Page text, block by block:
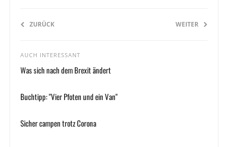
ZURÜCK WEITER
AUCH INTERESSANT
Was sich nach dem Brexit ändert
Buchtipp: "Vier Pfoten und ein Van"
Sicher campen trotz Corona